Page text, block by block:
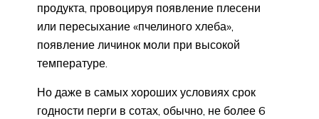
продукта, провоцируя появление плесени
или пересыхание «пчелиного хлеба»,
появление личинок моли при высокой
температуре.
Но даже в самых хороших условиях срок
годности перги в сотах, обычно, не более 6